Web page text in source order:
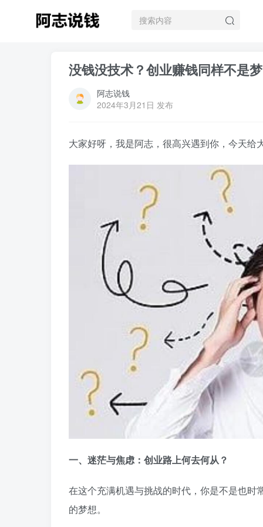
没钱没技术？创业赚钱同样不是
阿志说钱
2024年3月21日 发布
大家好呀，我是阿志，很高兴遇到你，今天
一、迷茫与焦虑：创业路上何去何从？
在这个充满机遇与挑战的时代，你是不是也
的梦想。